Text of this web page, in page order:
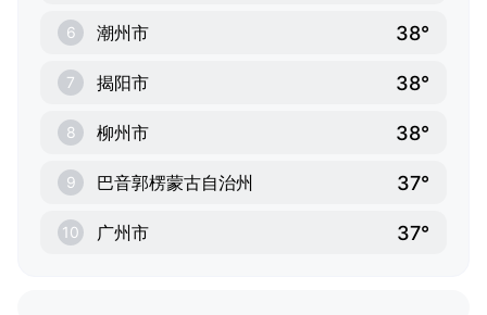
6 潮州市 38°
7 揭阳市 38°
8 柳州市 38°
9 巴音郭楞蒙古自治州 37°
10 广州市 37°